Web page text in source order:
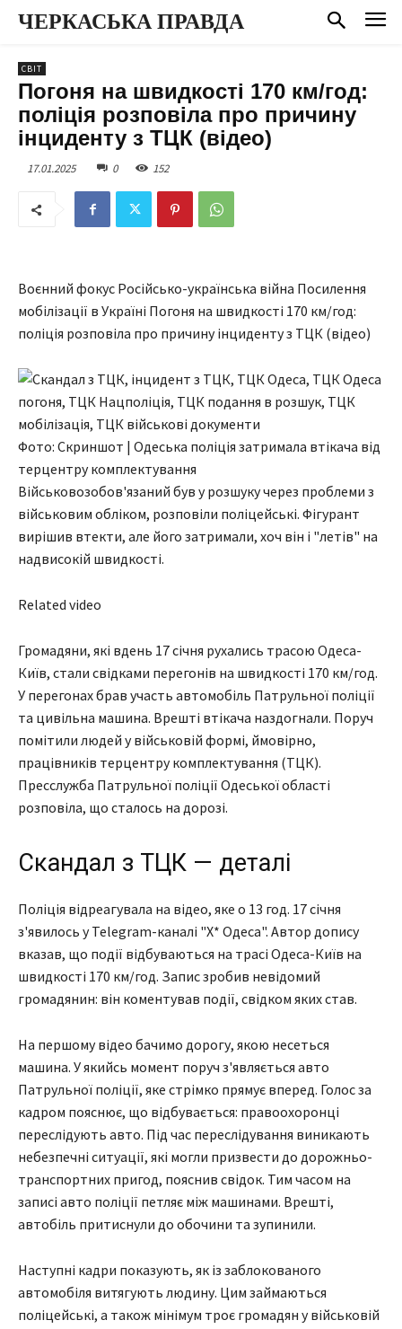
ЧЕРКАСЬКА ПРАВДА
СВІТ
Погоня на швидкості 170 км/год:
поліція розповіла про причину
інциденту з ТЦК (відео)
17.01.2025 0 152
Воєнний фокус Російсько-українська війна Посилення
мобілізації в Україні Погоня на швидкості 170 км/год:
поліція розповіла про причину інциденту з ТЦК (відео)
Фото: Скриншот | Одеська поліція затримала втікача від
терцентру комплектування
Військовозобов'язаний був у розшуку через проблеми з
військовим обліком, розповіли поліцейські. Фігурант
вирішив втекти, але його затримали, хоч він і "летів" на
надвисокій швидкості.
Related video
Громадяни, які вдень 17 січня рухались трасою Одеса-
Київ, стали свідками перегонів на швидкості 170 км/год.
У перегонах брав участь автомобіль Патрульної поліції
та цивільна машина. Врешті втікача наздогнали. Поруч
помітили людей у військовій формі, ймовірно,
працівників терцентру комплектування (ТЦК).
Пресслужба Патрульної поліції Одеської області
розповіла, що сталось на дорозі.
Скандал з ТЦК — деталі
Поліція відреагувала на відео, яке о 13 год. 17 січня
з'явилось у Telegram-каналі "Х* Одеса". Автор допису
вказав, що події відбуваються на трасі Одеса-Київ на
швидкості 170 км/год. Запис зробив невідомий
громадянин: він коментував події, свідком яких став.
На першому відео бачимо дорогу, якою несеться
машина. У якийсь момент поруч з'являється авто
Патрульної поліції, яке стрімко прямує вперед. Голос за
кадром пояснює, що відбувається: правоохоронці
переслідують авто. Під час переслідування виникають
небезпечні ситуації, які могли призвести до дорожньо-
транспортних пригод, пояснив свідок. Тим часом на
записі авто поліції петляє між машинами. Врешті,
автобіль притиснули до обочини та зупинили.
Наступні кадри показують, як із заблокованого
автомобіля витягують людину. Цим займаються
поліцейські, а також мінімум троє громадян у військовій